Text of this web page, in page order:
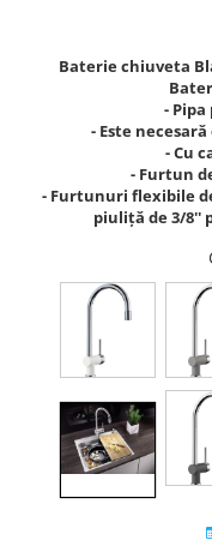
Baterie chiuveta
-
- Este
- Cu
- Furtun
- Furtunuri flexibile
piuliță de 3/8''